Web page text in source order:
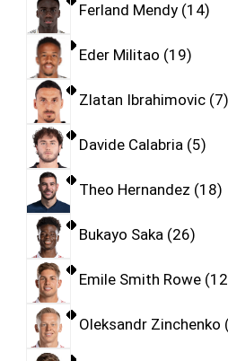
Ferland Mendy 14
Eder Militao 19
Zlatan Ibrahimovic 7
Davide Calabria 5
Theo Hernandez 18
Bukayo Saka 26
Emile Smith Rowe 12
Oleksandr Zinchenko